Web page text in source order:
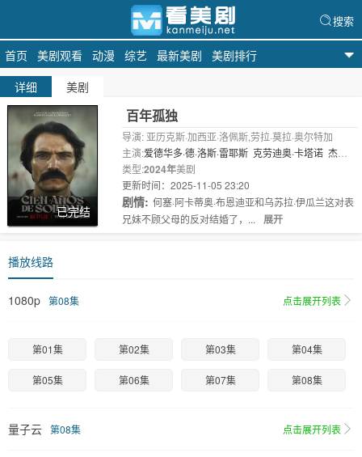
首页 美剧观看 动漫 综艺 最新美剧 美剧排行
搜索
详细 美剧
已完结
百年孤独
导演: 亚历克斯·加西亚·洛佩斯,劳拉·莫拉·奥尔特加
主演:爱德华多·德·洛斯·雷耶斯 克劳迪奥·卡塔诺 杰罗
尼莫·巴伦 马可·冈萨雷斯
类型:2024年美剧
更新时间：2025-11-05 23:20
剧情: 何塞·阿卡蒂奥·布恩迪亚和乌苏拉·伊瓜兰这对表
兄妹不顾父母的反对结婚了，...
展开
播放线路
1080p 第08集 点击展开列表
第01集 第02集 第03集 第04集
第05集 第06集 第07集 第08集
量子云 第08集 点击展开列表